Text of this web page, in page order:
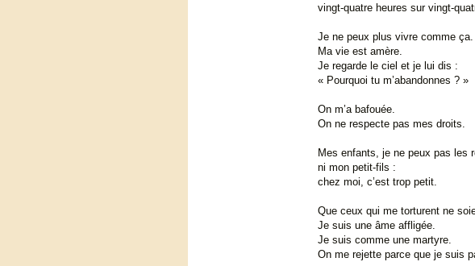
vingt-quatre heures sur vingt-
Je ne peux plus vivre comme ça.
Ma vie est amère.
Je regarde le ciel et je lui dis :
« Pourquoi tu m’abandonnes ? »
On m’a bafouée.
On ne respecte pas mes droits.
Mes enfants, je ne peux pas les
ni mon petit-fils :
chez moi, c’est trop petit.
Que ceux qui me torturent ne
Je suis une âme affligée.
Je suis comme une martyre.
On me rejette parce que je suis